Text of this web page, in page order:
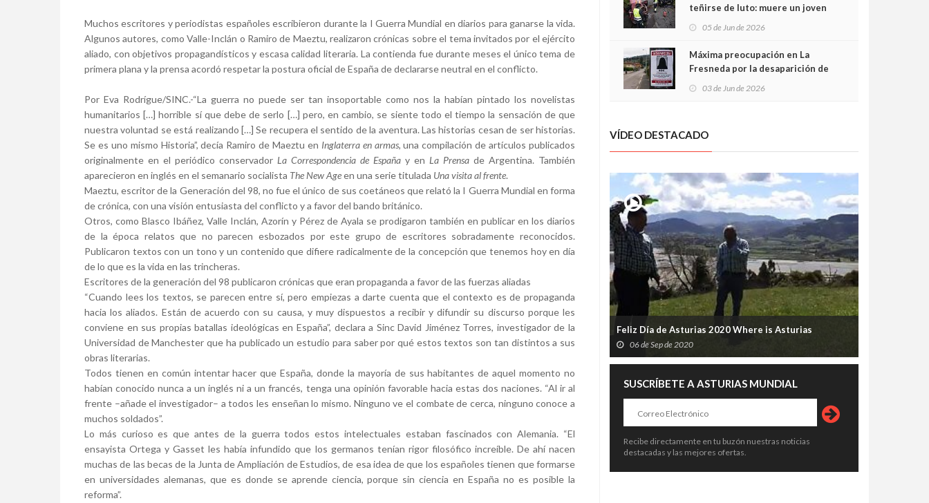
Muchos escritores y periodistas españoles escribieron durante la I Guerra Mundial en diarios para ganarse la vida.
Algunos autores, como Valle-Inclán o Ramiro de Maeztu, realizaron crónicas sobre el tema invitados por el ejército
aliado, con objetivos propagandísticos y escasa calidad literaria. La contienda fue durante meses el único tema de
primera plana y la prensa acordó respetar la postura oficial de España de declararse neutral en el conflicto.
Por Eva Rodrígue/SINC.-“La guerra no puede ser tan insoportable como nos la habían pintado los novelistas
humanitarios […] horrible sí que debe de serlo […] pero, en cambio, se siente todo el tiempo la sensación de que
nuestra voluntad se está realizando […] Se recupera el sentido de la aventura. Las historias cesan de ser historias.
Se es uno mismo Historia”, decía Ramiro de Maeztu en Inglaterra en armas, una compilación de artículos publicados
originalmente en el periódico conservador La Correspondencia de España y en La Prensa de Argentina. También
aparecieron en inglés en el semanario socialista The New Ageen una serie titulada Una visita al frente.
Maeztu, escritor de la Generación del 98, no fue el único de sus coetáneos que relató la I Guerra Mundial en forma
de crónica, con una visión entusiasta del conflicto y a favor del bando británico.
Otros, como Blasco Ibáñez, Valle Inclán, Azorín y Pérez de Ayala se prodigaron también en publicar en los diarios
de la época relatos que no parecen esbozados por este grupo de escritores sobradamente reconocidos.
Publicaron textos con un tono y un contenido que difiere radicalmente de la concepción que tenemos hoy en día
de lo que es la vida en las trincheras.
Escritores de la generación del 98 publicaron crónicas que eran propaganda a favor de las fuerzas aliadas
“Cuando lees los textos, se parecen entre sí, pero empiezas a darte cuenta que el contexto es de propaganda
hacia los aliados. Están de acuerdo con su causa, y muy dispuestos a recibir y difundir su discurso porque les
conviene en sus propias batallas ideológicas en España”, declara a Sinc David Jiménez Torres, investigador de la
Universidad de Manchester que ha publicado un estudio para saber por qué estos textos son tan distintos a sus
obras literarias.
Todos tienen en común intentar hacer que España, donde la mayoría de sus habitantes de aquel momento no
habían conocido nunca a un inglés ni a un francés, tenga una opinión favorable hacia estas dos naciones. “Al ir al
frente –añade el investigador– a todos les enseñan lo mismo. Ninguno ve el combate de cerca, ninguno conoce a
muchos soldados”.
Lo más curioso es que antes de la guerra todos estos intelectuales estaban fascinados con Alemania. “El
ensayista Ortega y Gasset les había infundido que los germanos tenían rigor filosófico increíble. De ahí nacen
muchas de las becas de la Junta de Ampliación de Estudios, de esa idea de que los españoles tienen que formarse
en universidades alemanas, que es donde se aprende ciencia, porque sin ciencia en España no es posible la
reforma”.
teñirse de luto: muere un joven
05 de Jun de 2026
Máxima preocupación en La
Fresneda por la desaparición de
03 de Jun de 2026
VÍDEO DESTACADO
Feliz Día de Asturias 2020 Where is Asturias
06 de Sep de 2020
SUSCRÍBETE A ASTURIAS MUNDIAL
Recibe directamente en tu buzón nuestras noticias
destacadas y las mejores ofertas.